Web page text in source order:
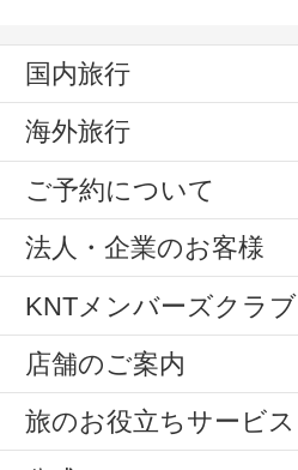
国内旅行
海外旅行
ご予約について
法人・企業のお客様
KNTメンバーズクラブ
店舗のご案内
旅のお役立ちサービス